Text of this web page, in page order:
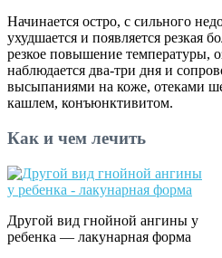
Начинается остро, с сильного
ухудшается и появляется резкая
резкое повышение температуры,
наблюдается два-три дня и
высыпаниями на коже, отеками
кашлем, конъюнктивитом.
Как и чем лечить
Другой вид гнойной ангины у
ребенка — лакунарная форма